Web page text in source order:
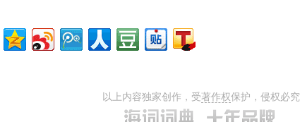
以上内容独家创作，受著作权保护，侵权必究